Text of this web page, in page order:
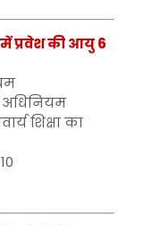
में प्रवेश की आयु 6
अधिनियम
शिक्षा का